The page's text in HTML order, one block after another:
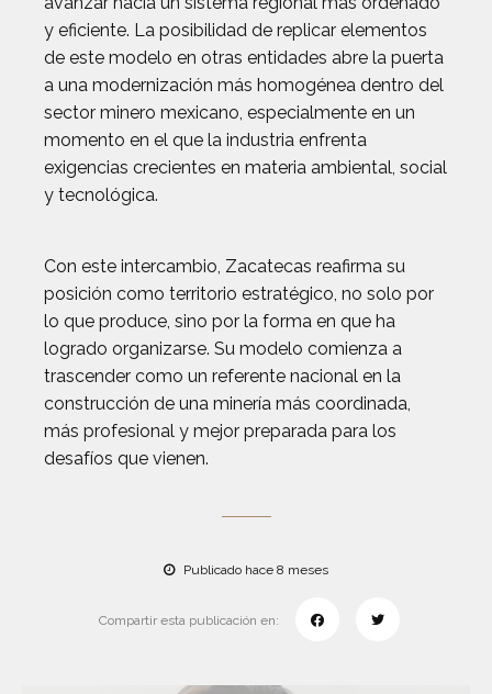
y eficiente. La posibilidad de replicar elementos
de este modelo en otras entidades abre la puerta
a una modernización más homogénea dentro del
sector minero mexicano, especialmente en un
momento en el que la industria enfrenta
exigencias crecientes en materia ambiental, social
y tecnológica.
Con este intercambio, Zacatecas reafirma su
posición como territorio estratégico, no solo por
lo que produce, sino por la forma en que ha
logrado organizarse. Su modelo comienza a
trascender como un referente nacional en la
construcción de una minería más coordinada,
más profesional y mejor preparada para los
desafíos que vienen.
Publicado hace 8 meses
Compartir esta publicación en: